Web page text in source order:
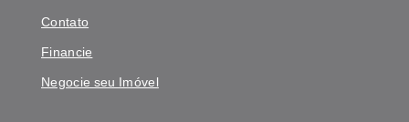
Contato
Financie
Negocie seu Imóvel